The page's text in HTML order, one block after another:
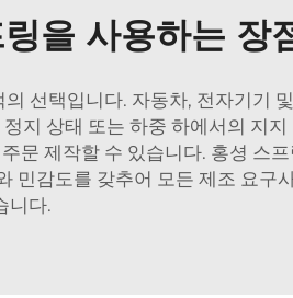
을 사용하는 장
선택입니다. 자동차, 전자기기
지 상태 또는 하중 하에서의 지
문 제작할 수 있습니다. 홍셩
감도를 갖추어 모든 제조 요구
니다.